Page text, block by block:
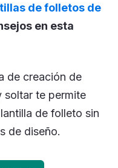
de folletos de
en esta
de creación de
soltar te permite
de folleto sin
de diseño.